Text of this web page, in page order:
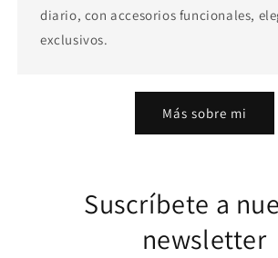
diario, con accesorios funcionales,
exclusivos.
Más sobre mi
Suscríbete a
newsletter